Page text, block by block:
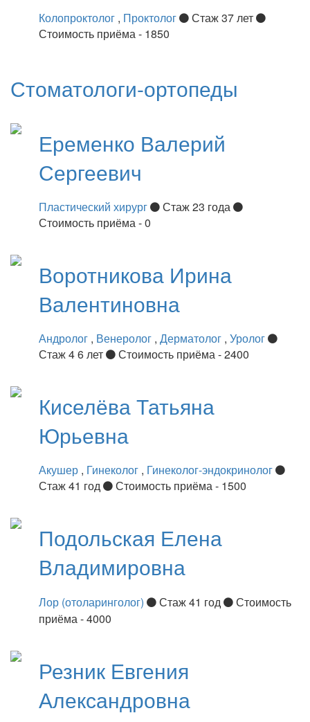
Колопроктолог , Проктолог
Стаж 37 лет
Стоимость приёма - 1850
Стоматологи-ортопеды
Еременко Валерий
Сергеевич
Пластический хирург
Стаж 23 года
Стоимость приёма - 0
Воротникова Ирина
Валентиновна
Андролог , Венеролог , Дерматолог , Уролог
Стаж 4 6 лет
Стоимость приёма - 2400
КиселёваТатьяна
Юрьевна
Акушер , Гинеколог , Гинеколог-эндокринолог
Стаж 41 год
Стоимость приёма - 1500
Подольская Елена
Владимировна
Лор (отоларинголог) Стаж 41 год
Стоимость
приёма - 4000
Резник Евгения
Александровна